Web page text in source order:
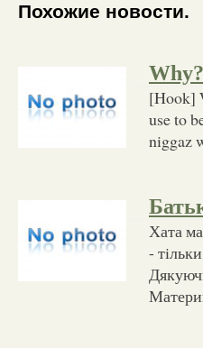
Похожие новости.
Why?
[Hook]
use to
niggaz
Хата
-